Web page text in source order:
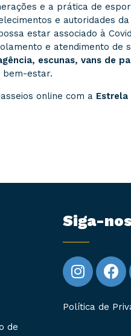
e a prática de
e autoridades da
estar associado à
e atendimento de
escunas, vans de
bem-estar.
online com a Estrela
de
Siga-
Política de